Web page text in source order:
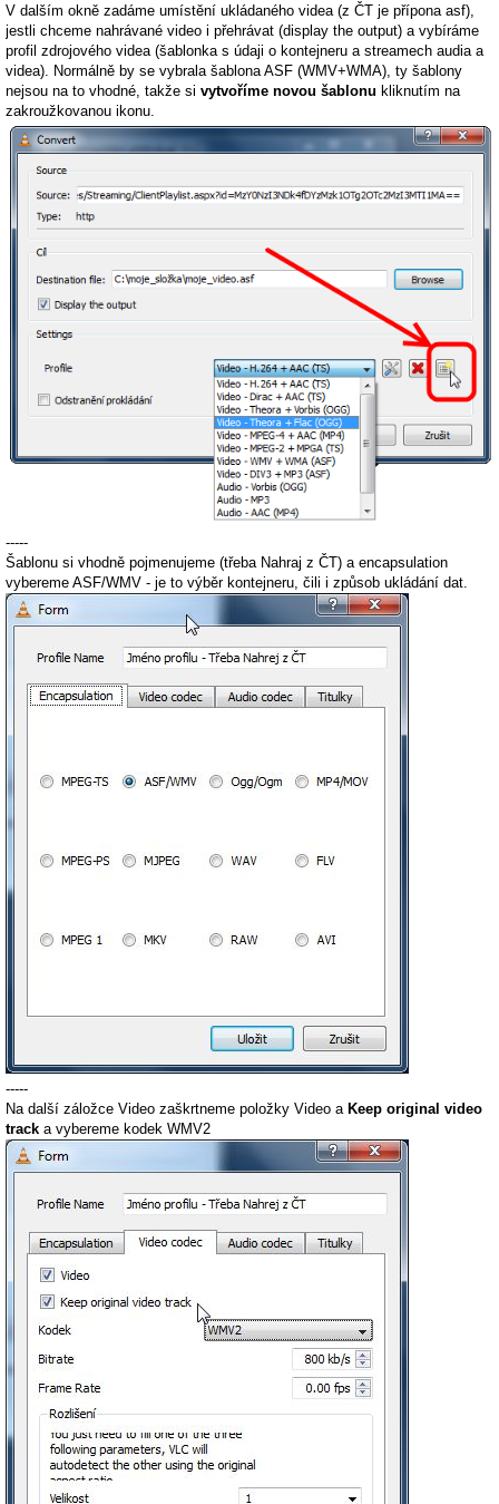
V dalším okně zadáme umístění ukládaného videa (z ČT je přípona asf),
jestli chceme nahrávané video i přehrávat (display the output) a vybíráme
profil zdrojového videa (šablonka s údaji o kontejneru a streamech audia a
videa). Normálně by se vybrala šablona ASF (WMV+WMA), ty šablony
nejsou na to vhodné, takže si vytvoříme novou šablonu kliknutím na
zakroužkovanou ikonu.
-----
Šablonu si vhodně pojmenujeme (třeba Nahraj z ČT) a encapsulation
vybereme ASF/WMV - je to výběr kontejneru, čili i způsob ukládání dat.
-----
Na další záložce Video zaškrtneme položky Video a Keep original video
track a vybereme kodek WMV2